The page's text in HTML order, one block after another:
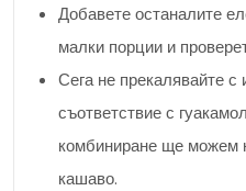
Добавете останалите
малки порции и
Сега не прекалявайте с
съответствие с
комбиниране ще можем
кашаво.